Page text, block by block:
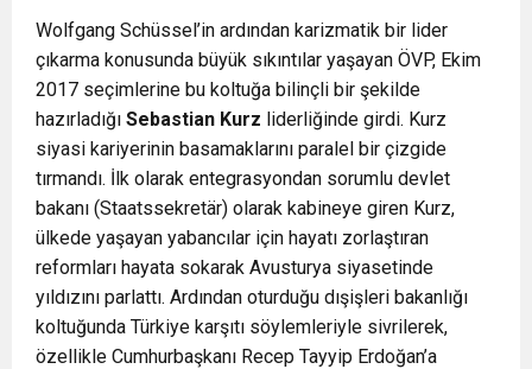
Wolfgang Schüssel’in ardından karizmatik bir lider
çıkarma konusunda büyük sıkıntılar yaşayan ÖVP, Ekim
2017 seçimlerine bu koltuğa bilinçli bir şekilde
hazırladığı Sebastian Kurz liderliğinde girdi. Kurz
siyasi kariyerinin basamaklarını paralel bir çizgide
tırmandı. İlk olarak entegrasyondan sorumlu devlet
bakanı (Staatssekretär) olarak kabineye giren Kurz,
ülkede yaşayan yabancılar için hayatı zorlaştıran
reformları hayata sokarak Avusturya siyasetinde
yıldızını parlattı. Ardından oturduğu dışişleri bakanlığı
koltuğunda Türkiye karşıtı söylemleriyle sivrilerek,
özellikle Cumhurbaşkanı Recep Tayyip Erdoğan’a